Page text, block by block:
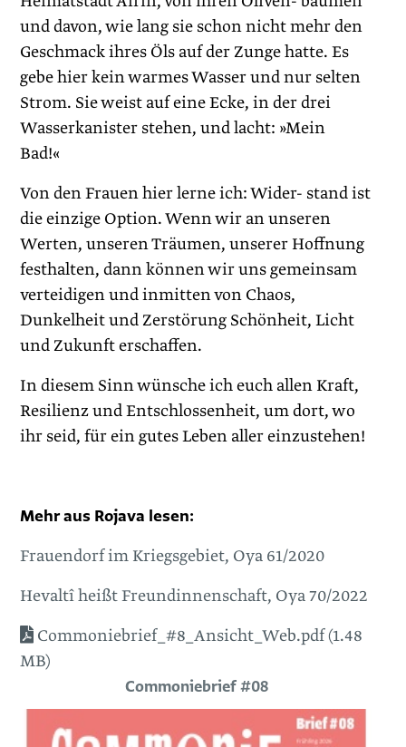
und davon, wie lang sie schon nicht mehr den
Geschmack ihres Öls auf der Zunge hatte. Es
gebe hier kein warmes Wasser und nur selten
Strom. Sie weist auf eine Ecke, in der drei
Wasserkanister stehen, und lacht: »Mein
Bad!«
Von den Frauen hier lerne ich: Wider- stand ist
die einzige Option. Wenn wir an unseren
Werten, unseren Träumen, unserer Hoffnung
festhalten, dann können wir uns gemeinsam
verteidigen und inmitten von Chaos,
Dunkelheit und Zerstörung Schönheit, Licht
und Zukunft erschaffen.
In diesem Sinn wünsche ich euch allen Kraft,
Resilienz und Entschlossenheit, um dort, wo
ihr seid, für ein gutes Leben aller einzustehen!
Mehr aus Rojava lesen:
Frauendorf im Kriegsgebiet, Oya 61/2020
Hevaltî heißt Freundinnenschaft, Oya 70/2022
Commoniebrief_#8_Ansicht_Web.pdf (1.48
MB)
Commoniebrief #08